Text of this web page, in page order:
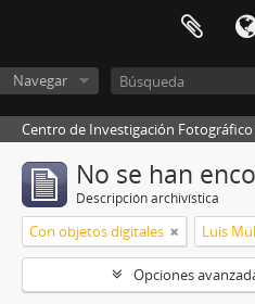
Navegar
Centro de Investigación
No se han
Descripción archivística
Con objetos digitales Luis
Opciones